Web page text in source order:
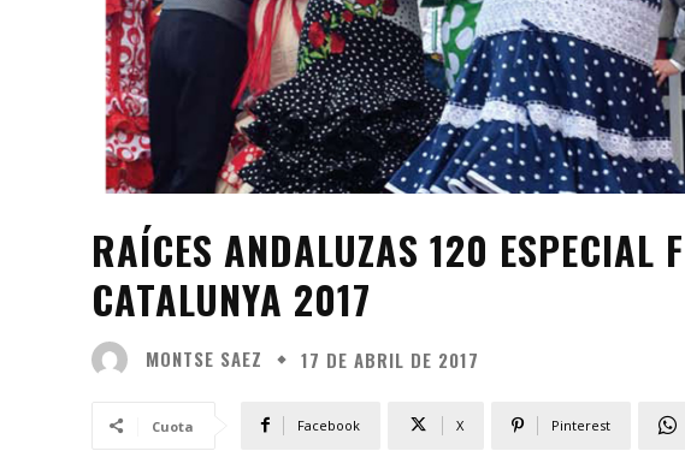
RAÍCES ANDALUZAS 120 ESPECIAL
CATALUNYA 2017
MONTSE SAEZ 17 DE ABRIL DE 2017
Cuota Facebook X Pinterest